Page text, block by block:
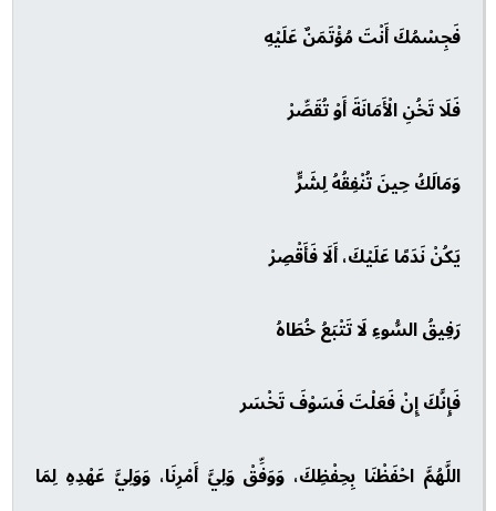
فَجِسْمُكَ أَنْتَ مُؤْتَمَنٌ عَلَيْهِ
فَلَا تَخُنِ الْأَمَانَةَ أَوْ تُقَصِّرْ
وَمَالَكُ حِينَ تُنْفِقُهُ لِشَرٍّ
يَكُنْ نَدَمًا عَلَيْكَ، أَلَا فَأَقْصِرْ
رَفِيقُ السُّوءِ لَا تَتْبَعُ خُطَاهُ
فَإِنَّكَ إِنْ فَعَلْتَ فَسَوْفَ تَخْسَر
اللَّهُمَّ احْفَظْنَا بِحِفْظِكَ، وَوَفِّقْ وَلِيَّ أَمْرِنَا، وَوَلِيَّ عَهْدِهِ لِمَا